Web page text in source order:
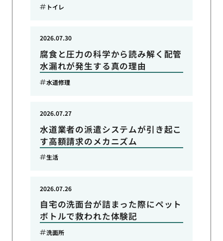
トイレ
腐食と圧力の科学から読み解く配管
水漏れが発生する真の理由
2026.07.30
水道修理
水道業者の派遣システムが引き起こ
す高額請求のメカニズム
2026.07.27
生活
自宅の洗面台が詰まった際にペット
ボトルで救われた体験記
2026.07.26
洗面所